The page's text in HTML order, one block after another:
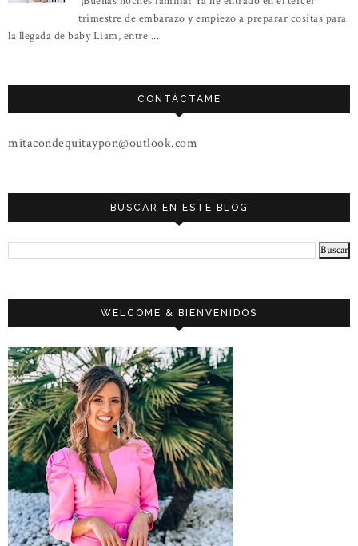
trimestre de embarazo y empiezo a preparar cositas para
la llegada de baby Liam, entre ...
CONTÁCTAME
mitacondequitaypon@outlook.com
BUSCAR EN ESTE BLOG
WELCOME & BIENVENIDOS